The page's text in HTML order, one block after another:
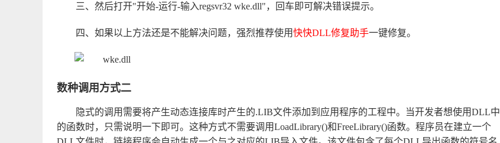
三、然后打开"开始-运行-输入regsvr32 wke.dll"，回车即可解决错误提示。
四、如果以上方法还是不能解决问题，强烈推荐使用快快DLL修复助手一键修复。
数种调用方式二
隐式的调用需要将产生动态连接库时产生的.LIB文件添加到应用程序的工程中。当开发者想使用DLL中
的函数时，只需说明一下即可。这种方式不需要调用LoadLibrary()和FreeLibrary()函数。程序员在建立一个